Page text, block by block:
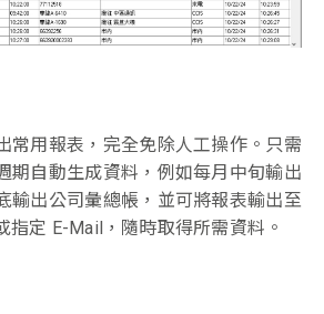
常用報表，完全免除人工操作。只需
期自動生成資料，例如每月中旬輸出
輸出公司彙總帳，並可將報表輸出至
指定 E-Mail，隨時取得所需資料。